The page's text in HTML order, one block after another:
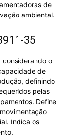
de
ambiental.
35
considerando o
de
definindo
pelas
Define
Indica os